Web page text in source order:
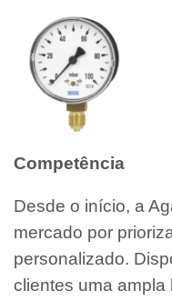
Competência
Desde o início, a
mercado por
personalizado.
clientes uma ampla